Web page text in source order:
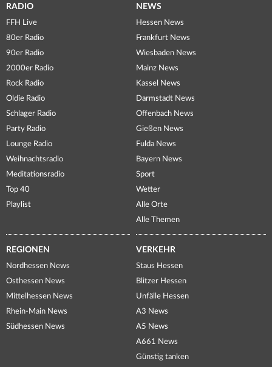
RADIO
FFH Live
80er Radio
90er Radio
2000er Radio
Rock Radio
Oldie Radio
Schlager Radio
Party Radio
Lounge Radio
Weihnachtsradio
Meditationsradio
Top 40
Playlist
NEWS
Hessen News
Frankfurt News
Wiesbaden News
Mainz News
Kassel News
Darmstadt News
Offenbach News
Gießen News
Fulda News
Bayern News
Sport
Wetter
Alle Orte
Alle Themen
REGIONEN
Nordhessen News
Osthessen News
Mittelhessen News
Rhein-Main News
Südhessen News
VERKEHR
Staus Hessen
Blitzer Hessen
Unfälle Hessen
A3 News
A5 News
A661 News
Günstig tanken